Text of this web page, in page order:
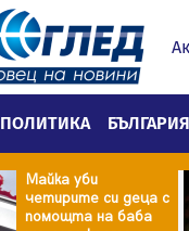
ПОЛИТИКА БЪЛГАРИЯ
Майка уби
четирите си деца с
помощта на баба